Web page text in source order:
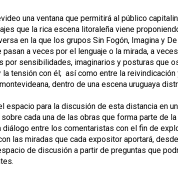
una ventana que permitirá al público
que la rica escena litoraleña viene
en la que los grupos Sin Fogón, Imagina y
a veces por el lenguaje o la mirada, a
por sensibilidades, imaginarios y posturas que
tensión con él; así como entre la reivindicación
dentro de una escena uruguaya
espacio para la discusión de esta distancia en un
cada una de las obras que forma parte de la
diálogo entre los comentaristas con el fin de
las miradas que cada expositor aportará,
de discusión a partir de preguntas que